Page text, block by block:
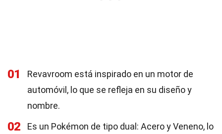
01
Revavroom está inspirado en un motor de
automóvil, lo que se refleja en su diseño y
nombre.
02
Es un Pokémon de tipo dual: Acero y Veneno, lo